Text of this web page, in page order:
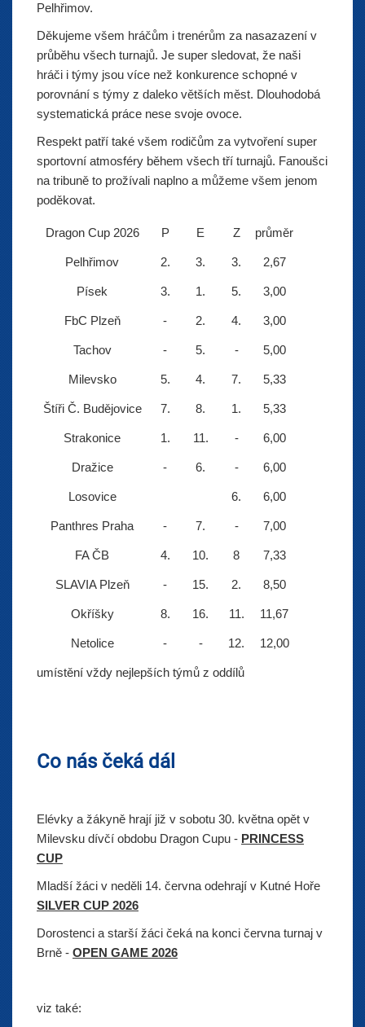
Pelhřimov.
Děkujeme všem hráčům i trenérům za nasazazení v
průběhu všech turnajů. Je super sledovat, že naši
hráči i týmy jsou více než konkurence schopné v
porovnání s týmy z daleko větších měst. Dlouhodobá
systematická práce nese svoje ovoce.
Respekt patří také všem rodičům za vytvoření super
sportovní atmosféry během všech tří turnajů. Fanoušci
na tribuně to prožívali naplno a můžeme všem jenom
poděkovat.
Dragon Cup 2026 P E Z průměr
Pelhřimov 2. 3. 3. 2,67
Písek 3. 1. 5. 3,00
FbC Plzeň - 2. 4. 3,00
Tachov - 5. - 5,00
Milevsko 5. 4. 7. 5,33
Štíři Č. Budějovice 7. 8. 1. 5,33
Strakonice 1. 11. - 6,00
Dražice - 6. - 6,00
Losovice 6. 6,00
Panthres Praha - 7. - 7,00
FA ČB 4. 10. 8 7,33
SLAVIA Plzeň - 15. 2. 8,50
Okříšky 8. 16. 11. 11,67
Netolice - - 12. 12,00
umístění vždy nejlepších týmů z oddílů
Co nás čeká dál
Elévky a žákyně hrají již v sobotu 30. května opět v
Milevsku dívčí obdobu Dragon Cupu - PRINCESS
CUP
Mladší žáci v neděli 14. června odehrají v Kutné Hoře
SILVER CUP 2026
Dorostenci a starší žáci čeká na konci června turnaj v
Brně - OPEN GAME 2026
viz také: